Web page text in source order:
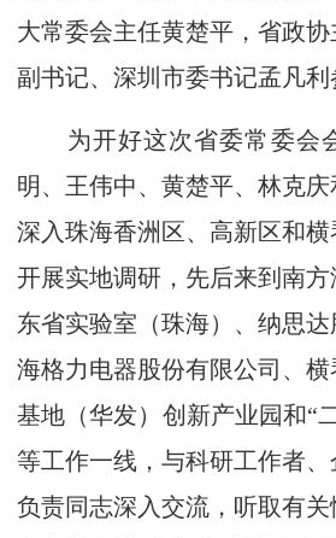
大常委会主任黄楚平，省政
副书记、深圳市委书记孟凡利
为开好这次省委常委会
明、王伟中、黄楚平、林克
深入珠海香洲区、高新区和
开展实地调研，先后来到南
东省实验室（珠海）、纳思
海格力电器股份有限公司、
基地（华发）创新产业园和“
等工作一线，与科研工作者
负责同志深入交流，听取有